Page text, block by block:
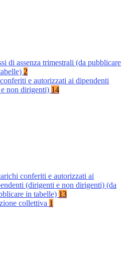
di assenza trimestrali (da pubblicare
2
e autorizzati ai dipendenti
non dirigenti) 14
conferiti e autorizzati ai
(dirigenti e non dirigenti) (da
in tabelle) 13
collettiva 1